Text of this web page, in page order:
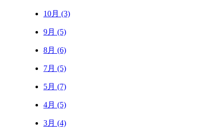
10月 (3)
9月 (5)
8月 (6)
7月 (5)
5月 (7)
4月 (5)
3月 (4)